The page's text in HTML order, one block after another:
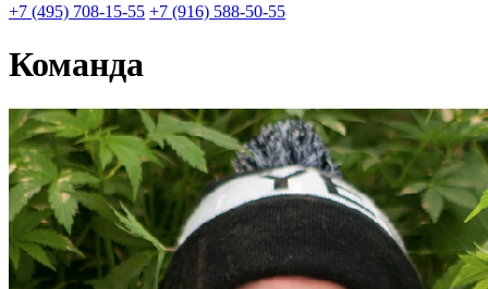
+7 (495) 708-15-55 +7 (916) 588-50-55
Команда